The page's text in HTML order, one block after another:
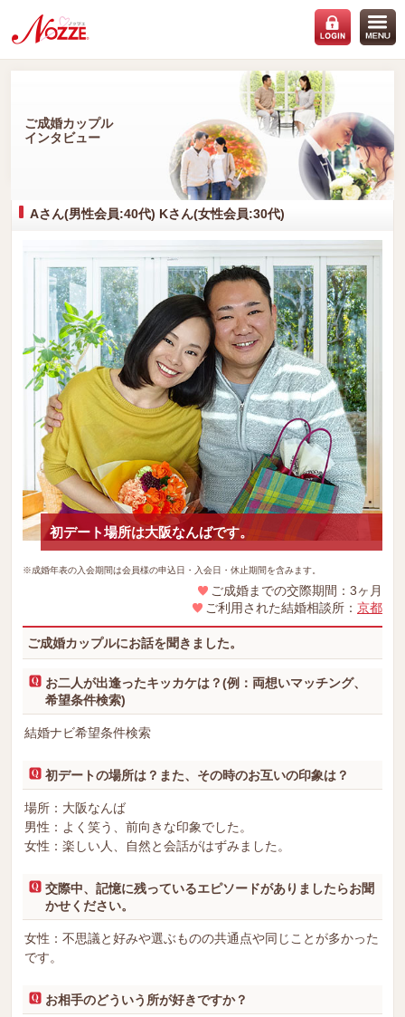
ご成婚カップル
インタビュー
Aさん(男性会員:40代) Kさん(女性会員:30代)
初デート場所は大阪なんばです。
※成婚年表の入会期間は会員様の申込日・入会日・休止期間を含みます。
ご成婚までの交際期間：3ヶ月
ご利用された結婚相談所： 京都
ご成婚カップルにお話を聞きました。
お二人が出逢ったキッカケは？(例：両想いマッチング、
希望条件検索)
結婚ナビ希望条件検索
初デートの場所は？また、その時のお互いの印象は？
場所：大阪なんば
男性：よく笑う、前向きな印象でした。
女性：楽しい人、自然と会話がはずみました。
交際中、記憶に残っているエピソードがありましたらお聞
かせください。
女性：不思議と好みや選ぶものの共通点や同じことが多かった
です。
お相手のどういう所が好きですか？